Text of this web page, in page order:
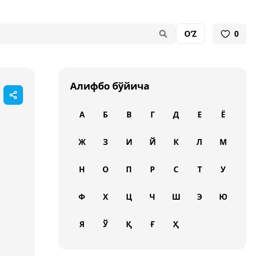
O‘Z 0
Алифбо бўйича
А Б В Г Д Е Ё
Ж З И Й К Л М
Н О П Р С Т У
Ф Х Ц Ч Ш Э Ю
Я Ў Қ Ғ Ҳ